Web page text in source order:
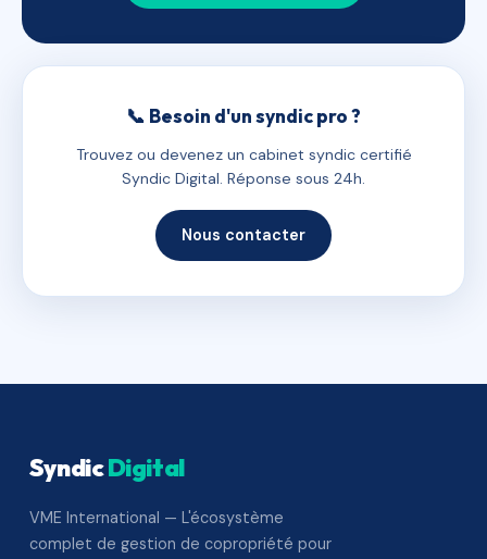
📞 Besoin d'un syndic pro ?
Trouvez ou devenez un cabinet syndic certifié
Syndic Digital. Réponse sous 24h.
Nous contacter
SyndicDigital
VME International — L'écosystème
complet de gestion de copropriété pour